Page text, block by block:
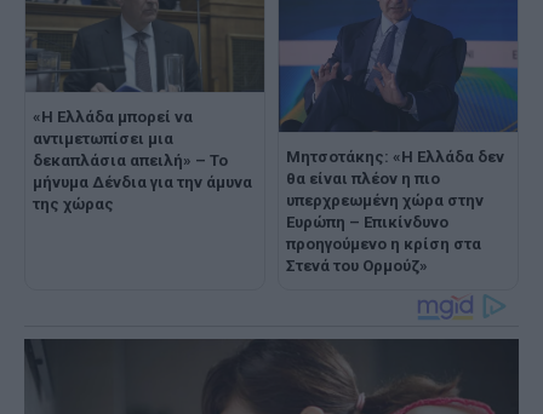
«Η Ελλάδα μπορεί να
αντιμετωπίσει μια
δεκαπλάσια απειλή» – Το
μήνυμα Δένδια για την άμυνα
της χώρας
Μητσοτάκης: «Η Ελλάδα δεν
θα είναι πλέον η πιο
υπερχρεωμένη χώρα στην
Ευρώπη – Επικίνδυνο
προηγούμενο η κρίση στα
Στενά του Ορμούζ»